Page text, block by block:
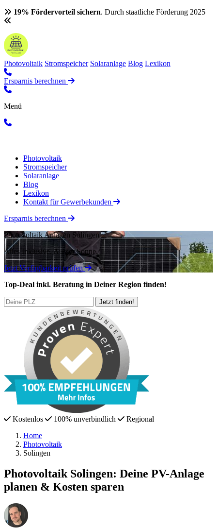
19% Fördervorteil sichern. Durch staatliche Förderung 2025
Photovoltaik Stromspeicher Solaranlage Blog Lexikon
Ersparnis berechnen
Menü
Photovoltaik
Stromspeicher
Solaranlage
Blog
Lexikon
Kontakt für Gewerbekunden
Ersparnis berechnen
Photovoltaik Anlagen Solingen
Alles Inklusive.Ausser Sonne.
Jetzt Verfügbarkeit prüfen
Top-Deal inkl. Beratung in Deiner Region finden!
Kostenlos 100% unverbindlich
Regional
Home
Photovoltaik
Solingen
Photovoltaik Solingen: Deine PV-Anlage
planen & Kosten sparen